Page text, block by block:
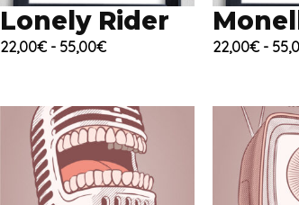
Lonely Rider
22,00€ - 55,00€Fascia
da
22,00€
a
55,00€
22,00€ -